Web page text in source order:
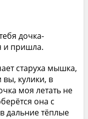
дочка-
и пришла.
старуха мышка,
кулики, в
моя летать не
она с
дальние тёплые